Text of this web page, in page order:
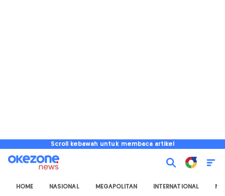
Scroll kebawah untuk membaca artikel
HOME NASIONAL MEGAPOLITAN INTERNATIONAL